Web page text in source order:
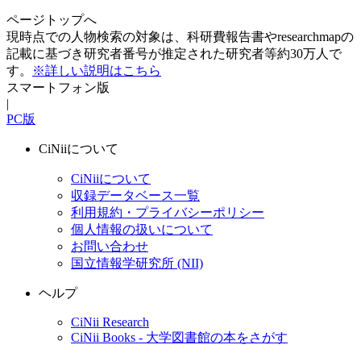
ページトップへ
現時点での人物検索の対象は、科研費報告書やresearchmapの
記載に基づき研究者番号が推定された研究者等約30万人で
す。
※詳しい説明はこちら
スマートフォン版
|
PC版
CiNiiについて
CiNiiについて
収録データベース一覧
利用規約・プライバシーポリシー
個人情報の扱いについて
お問い合わせ
国立情報学研究所 (NII)
ヘルプ
CiNii Research
CiNii Books - 大学図書館の本をさがす